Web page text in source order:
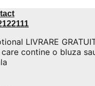
LIVRARE
contine o bluza